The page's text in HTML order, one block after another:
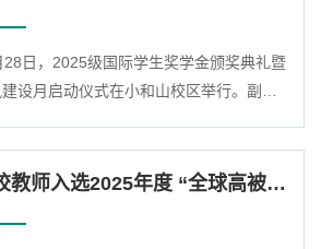
书记黄亮、省教育厅职成教处处长陈达
议并讲话。李其朋代表学校向长期以来
28日，2025级国际学生奖学金颁奖典礼暨
设月启动仪式在小和山校区举行。副校
负责人、教师代表及200余位国际学生
聚一堂，共同见证优秀学子的荣耀时 我校教师入选2025年度 “全球高被引科学家”